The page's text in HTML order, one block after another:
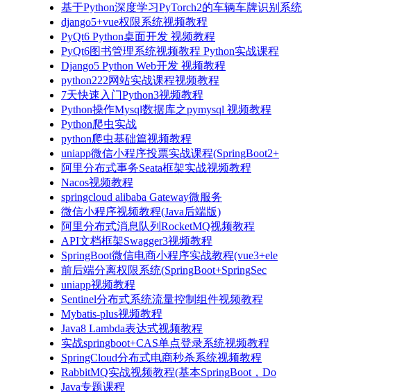
基于Python深度学习PyTorch2的车辆车牌识别系统
django5+vue权限系统视频教程
PyQt6 Python桌面开发 视频教程
PyQt6图书管理系统视频教程 Python实战课程
Django5 Python Web开发 视频教程
python222网站实战课程视频教程
7天快速入门Python3视频教程
Python操作Mysql数据库之pymysql 视频教程
Python爬虫实战
python爬虫基础篇视频教程
uniapp微信小程序投票实战课程(SpringBoot2+
阿里分布式事务Seata框架实战视频教程
Nacos视频教程
springcloud alibaba Gateway微服务
微信小程序视频教程(Java后端版)
阿里分布式消息队列RocketMQ视频教程
API文档框架Swagger3视频教程
SpringBoot微信电商小程序实战教程(vue3+ele
前后端分离权限系统(SpringBoot+SpringSec
uniapp视频教程
Sentinel分布式系统流量控制组件视频教程
Mybatis-plus视频教程
Java8 Lambda表达式视频教程
实战springboot+CAS单点登录系统视频教程
SpringCloud分布式电商秒杀系统视频教程
RabbitMQ实战视频教程(基本SpringBoot，Do
Java专题课程